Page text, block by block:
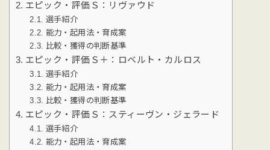
エピック・評価Ｓ：リヴァウド
選手紹介
能力・起用法・育成案
比較・獲得の判断基準
エピック・評価Ｓ＋：ロベルト・カルロス
選手紹介
能力・起用法・育成案
比較・獲得の判断基準
エピック・評価Ｓ：スティーヴン・ジェラード
選手紹介
能力・起用法・育成案